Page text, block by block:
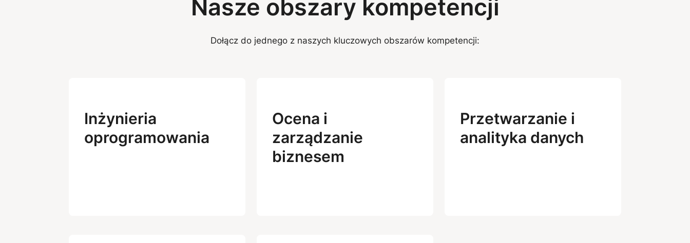
Dołącz do jednego z naszych kluczowych obszarów kompetencji:
Inżynieria
oprogramowania
Ocena i
zarządzanie
biznesem
Przetwarzanie i
analityka danych